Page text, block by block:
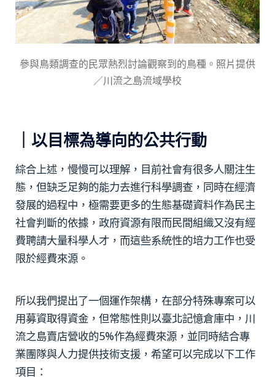
參與鳥類調查的民眾熱烈討論觀察到的鳥種。照片提供
／川流之島流域學校
｜以目標為導向的公共行動
綜合上述，慢慢可以理解，目前社會有很多人關注生
態，但缺乏足夠的能力去進行科學調查，同時在經濟
發展的過程中，極需要更多的生態基礎資料作為民主
社會判斷的依據，政府資源有限而民間組織又沒有經
費聘請大量科學人才，而這些系統性的培力工作也受
限於經費來源。
所以我們提出了一個運作架構，在部分特殊專案可以
用募資取得資金，但常態性則以臺北記憶倉庫中，川
流之島賣店營收的5%作為經費來源，並同時結合專
業團隊與人力提供技術支援，希望可以完成以下工作
項目：